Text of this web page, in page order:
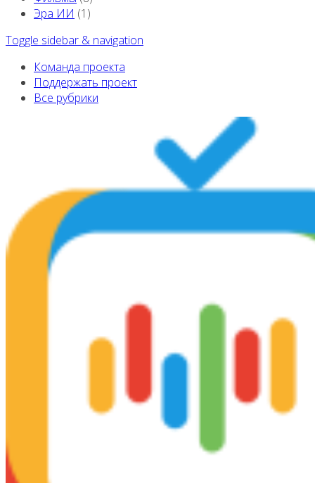
Эра ИИ (1)
Toggle sidebar & navigation
Команда проекта
Поддержать проект
Все рубрики